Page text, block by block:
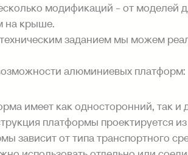
модификаций - от моделей
на крыше.
заданием мы можем
алюминиевых платформ:
имеет как односторонний, так и
платформы проектируется
зависит от типа транспортного